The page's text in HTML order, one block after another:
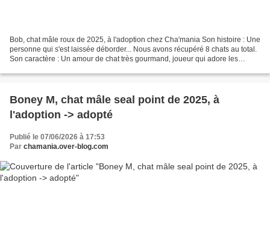
Bob, chat mâle roux de 2025, à l'adoption chez Cha'mania Son histoire : Une
personne qui s'est laissée déborder... Nous avons récupéré 8 chats au total.
Son caractère : Un amour de chat très gourmand, joueur qui adore les
Boney M, chat mâle seal point de 2025, à
l'adoption -> adopté
Publié le 07/06/2026 à 17:53
Par chamania.over-blog.com